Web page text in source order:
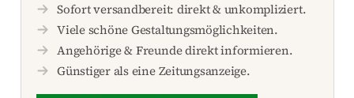
Sofort versandbereit: direkt & unkompliziert.
Viele schöne Gestaltungsmöglichkeiten.
Angehörige & Freunde direkt informieren.
Günstiger als eine Zeitungsanzeige.